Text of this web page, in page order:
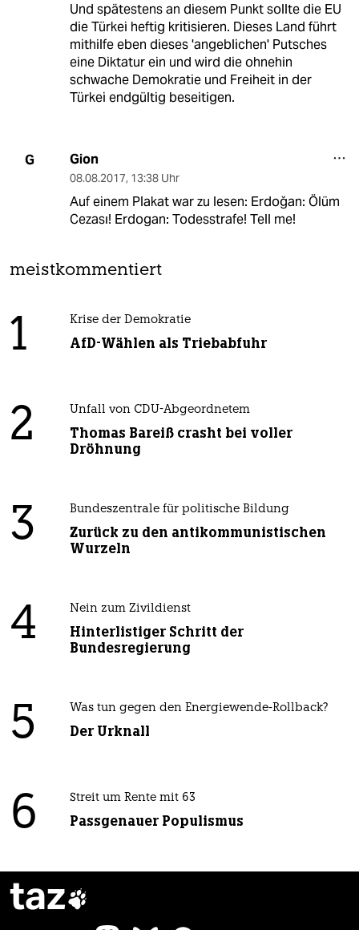
Und spätestens an diesem Punkt sollte die EU
die Türkei heftig kritisieren. Dieses Land führt
mithilfe eben dieses 'angeblichen' Putsches
eine Diktatur ein und wird die ohnehin
schwache Demokratie und Freiheit in der
Türkei endgültig beseitigen.
G Gion
08.08.2017, 13:38 Uhr
Auf einem Plakat war zu lesen: Erdoğan: Ölüm
Cezası! Erdogan: Todesstrafe! Tell me!
meistkommentiert
1 Krise der Demokratie
AfD-Wählen als Triebabfuhr
2 Unfall von CDU-Abgeordnetem
Thomas Bareiß crasht bei voller
Dröhnung
3 Bundeszentrale für politische Bildung
Zurück zu den antikommunistischen
Wurzeln
4 Nein zum Zivildienst
Hinterlistiger Schritt der
Bundesregierung
5 Was tun gegen den Energiewende-Rollback?
Der Urknall
6 Streit um Rente mit 63
Passgenauer Populismus
taz